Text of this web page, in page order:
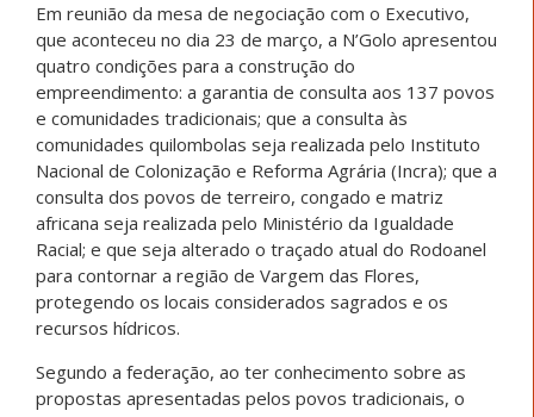
Em reunião da mesa de negociação com o Executivo,
que aconteceu no dia 23 de março, a N’Golo apresentou
quatro condições para a construção do
empreendimento: a garantia de consulta aos 137 povos
e comunidades tradicionais; que a consulta às
comunidades quilombolas seja realizada pelo Instituto
Nacional de Colonização e Reforma Agrária (Incra); que a
consulta dos povos de terreiro, congado e matriz
africana seja realizada pelo Ministério da Igualdade
Racial; e que seja alterado o traçado atual do Rodoanel
para contornar a região de Vargem das Flores,
protegendo os locais considerados sagrados e os
recursos hídricos.
Segundo a federação, ao ter conhecimento sobre as
propostas apresentadas pelos povos tradicionais, o